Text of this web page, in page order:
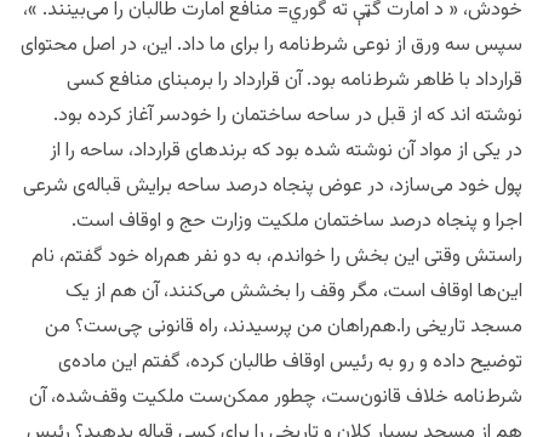
خودش، « د امارت گټې ته گوري= منافع امارت طالبان را می‌بینند. »،
سپس سه ورق از نوعی شرط‌نامه را برای ما داد. این، در اصل محتوای
قرارداد با ظاهر شرط‌نامه بود. آن قرارداد را برمبنای منافع کسی
نوشته اند که از قبل در ساحه ساختمان را خودسر آغاز کرده بود.
در یکی از مواد آن نوشته شده بود که برندهای قرارداد، ساحه را از
پول خود می‌سازد، در عوض پنجاه‌ درصد ساحه برایش قباله‌ی شرعی
اجرا و پنجاه درصد ساختمان ملکیت وزارت حج و اوقاف است.
راستش وقتی این بخش را خواندم، به دو نفر هم‌راه خود‌ گفتم، نام
این‌ها اوقاف است، مگر وقف را بخشش می‌کنند،‌ آن هم از یک
مسجد تاریخی را.‌هم‌راهان من پرسیدند، راه قانونی چی‌ست؟ من
توضیح داده و رو به رئیس اوقاف طالبان کرده، گفتم این ماده‌ی
شرط‌نامه خلاف قانون‌ست، چطور ممکن‌ست ملکیت وقف‌شده،‌ آن